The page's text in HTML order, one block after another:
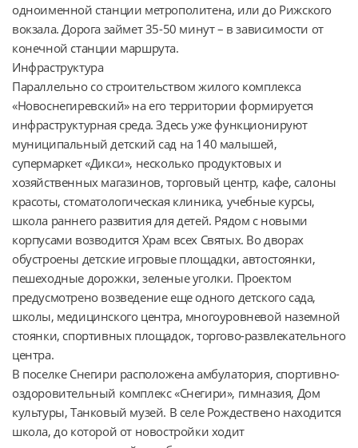
одноименной станции метрополитена, или до Рижского
вокзала. Дорога займет 35-50 минут – в зависимости от
конечной станции маршрута.
Инфраструктура
Параллельно со строительством жилого комплекса
«Новоснегиревский» на его территории формируется
инфраструктурная среда. Здесь уже функционируют
муниципальный детский сад на 140 малышей,
супермаркет «Дикси», несколько продуктовых и
хозяйственных магазинов, торговый центр, кафе, салоны
красоты, стоматологическая клиника, учебные курсы,
школа раннего развития для детей. Рядом с новыми
корпусами возводится Храм всех Святых. Во дворах
обустроены детские игровые площадки, автостоянки,
пешеходные дорожки, зеленые уголки. Проектом
предусмотрено возведение еще одного детского сада,
школы, медицинского центра, многоуровневой наземной
стоянки, спортивных площадок, торгово-развлекательного
центра.
В поселке Снегири расположена амбулатория, спортивно-
оздоровительный комплекс «Снегири», гимназия, Дом
культуры, Танковый музей. В селе Рождествено находится
школа, до которой от новостройки ходит